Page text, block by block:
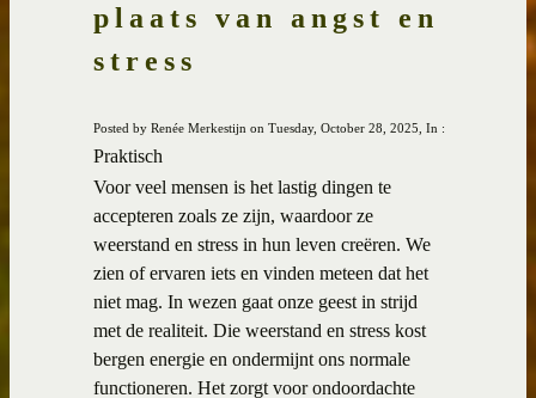
plaats van angst en
stress
Posted by Renée Merkestijn on Tuesday, October 28, 2025, In :
Praktisch
Voor veel mensen is het lastig dingen te
accepteren zoals ze zijn, waardoor ze
weerstand en stress in hun leven creëren. We
zien of ervaren iets en vinden meteen dat het
niet mag. In wezen gaat onze geest in strijd
met de realiteit. Die weerstand en stress kost
bergen energie en ondermijnt ons normale
functioneren. Het zorgt voor ondoordachte